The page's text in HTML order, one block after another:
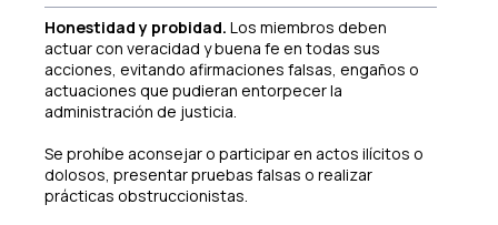
Honestidad y probidad. Los miembros deben
actuar con veracidad y buena fe en todas sus
acciones, evitando afirmaciones falsas, engaños o
actuaciones que pudieran entorpecer la
administración de justicia.
Se prohíbe aconsejar o participar en actos ilícitos o
dolosos, presentar pruebas falsas o realizar
prácticas obstruccionistas.